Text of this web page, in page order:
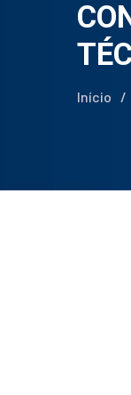
Início /